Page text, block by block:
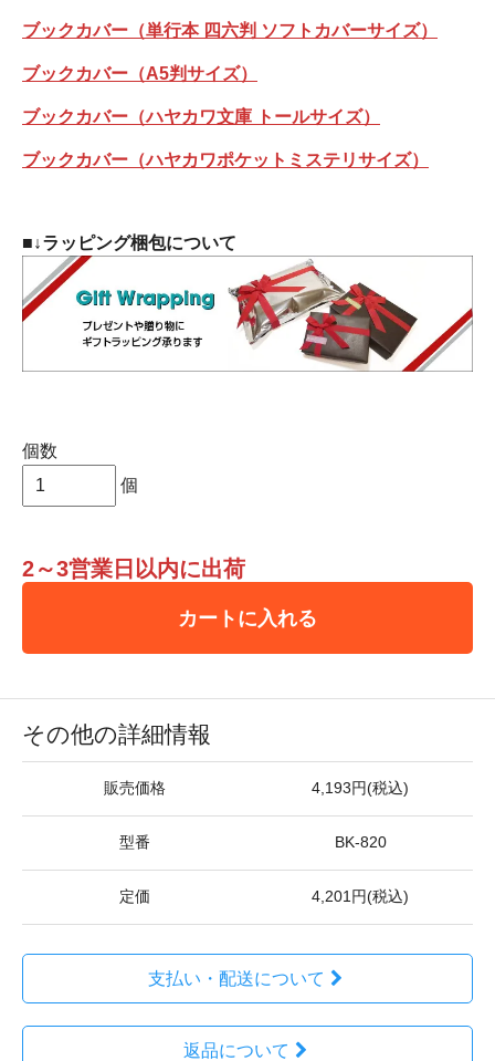
ブックカバー（単行本 四六判 ソフトカバーサイズ）
ブックカバー（A5判サイズ）
ブックカバー（ハヤカワ文庫 トールサイズ）
ブックカバー（ハヤカワポケットミステリサイズ）
■↓ラッピング梱包について
個数
個
2～3営業日以内に出荷
カートに入れる
その他の詳細情報
販売価格 4,193円(税込)
型番 BK-820
定価 4,201円(税込)
支払い・配送について
返品について